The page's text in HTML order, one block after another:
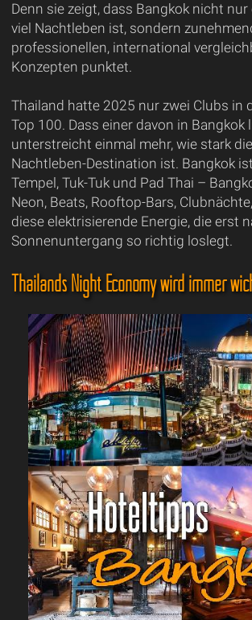
Denn sie zeigt, dass Bangkok nicht
viel Nachtleben ist, sondern
professionellen, international
Konzepten punktet.
Thailand hatte 2025 nur zwei Clubs in
Top 100. Dass einer davon in Bangkok
unterstreicht einmal mehr, wie stark
Nachtleben-Destination ist. Bangkok
Tempel, Tuk-Tuk und Pad Thai –
Neon, Beats, Rooftop-Bars,
diese elektrisierende Energie, die erst
Sonnenuntergang so richtig loslegt.
Thailands Night Economy wird immer